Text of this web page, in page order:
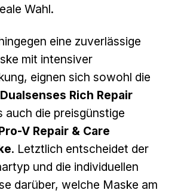
Wahl.
eine zuverlässige
mit intensiver
eignen sich sowohl die
Rich Repair
auch die preisgünstige
V Repair & Care
. Letztlich entscheidet der
und die individuellen
darüber, welche Maske am